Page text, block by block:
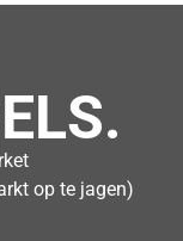
op te jagen)